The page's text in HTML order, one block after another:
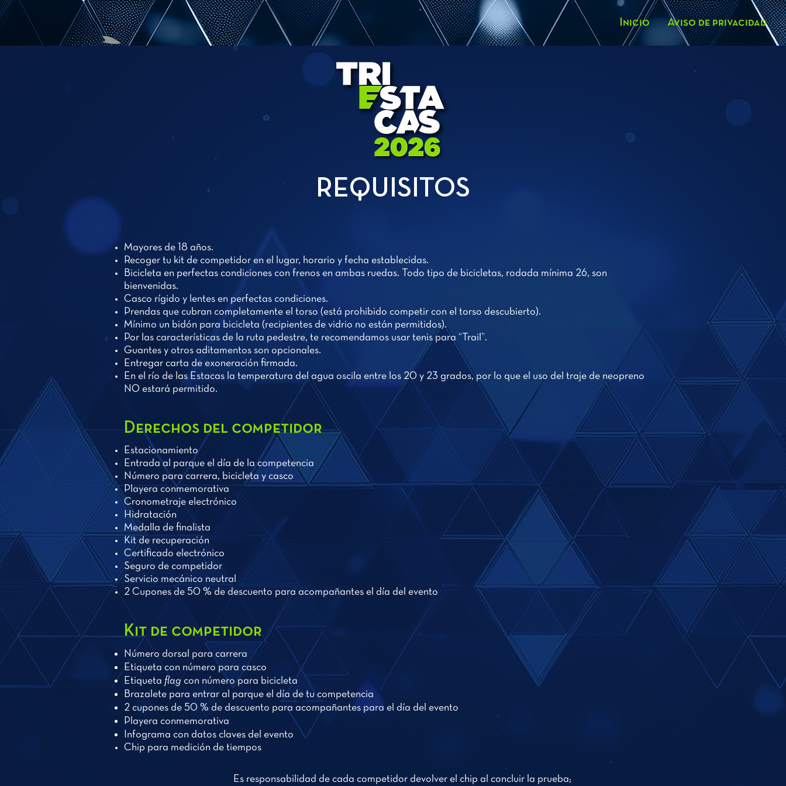
Inicio Aviso de privacidad
REQUISITOS
Mayores de 18 años.
Recoger tu kit de competidor en el lugar, horario y fecha establecidas.
Bicicleta en perfectas condiciones con frenos en ambas ruedas. Todo tipo de bicicletas, rodada mínima 26, son
bienvenidas.
Casco rígido y lentes en perfectas condiciones.
Prendas que cubran completamente el torso (está prohibido competir con el torso descubierto).
Mínimo un bidón para bicicleta (recipientes de vidrio no están permitidos).
Por las características de la ruta pedestre, te recomendamos usar tenis para “Trail”.
Guantes y otros aditamentos son opcionales.
Entregar carta de exoneración firmada.
En el río de las Estacas la temperatura del agua oscila entre los 20 y 23 grados, por lo que el uso del traje de neopreno
NO estará permitido.
Derechos del competidor
Estacionamiento
Entrada al parque el día de la competencia
Número para carrera, bicicleta y casco
Playera conmemorativa
Cronometraje electrónico
Hidratación
Medalla de finalista
Kit de recuperación
Certificado electrónico
Seguro de competidor
Servicio mecánico neutral
2 Cupones de 50 % de descuento para acompañantes el día del evento
Kit de competidor
Número dorsal para carrera
Etiqueta con número para casco
Etiqueta flag con número para bicicleta
Brazalete para entrar al parque el día de tu competencia
2 cupones de 50 % de descuento para acompañantes para el día del evento
Playera conmemorativa
Infograma con datos claves del evento
Chip para medición de tiempos
Es responsabilidad de cada competidor devolver el chip al concluir la prueba;